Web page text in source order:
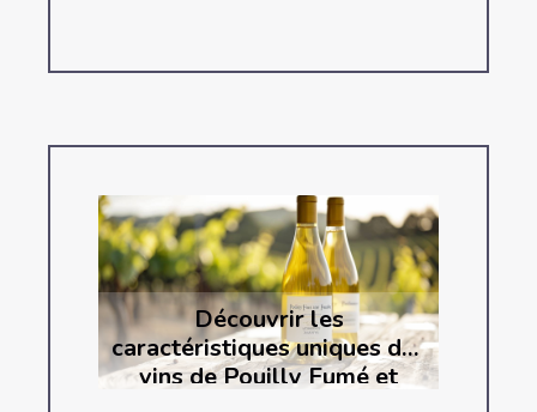
Découvrir les
caractéristiques uniques des
vins de Pouilly Fumé et